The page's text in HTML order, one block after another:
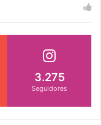
3.275
Seguidores